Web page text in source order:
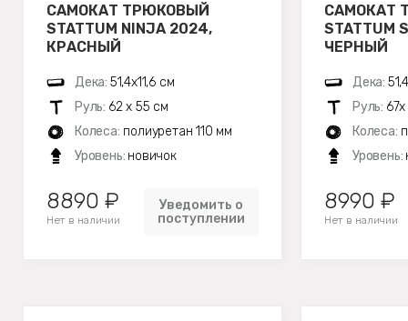
САМОКАТ ТРЮКОВЫЙ
STATTUM NINJA 2024,
КРАСНЫЙ
Дека: 51,4х11,6 см
Руль: 62 х 55 см
Колеса: полиуретан 110 мм
Уровень: новичок
8890 ₽
Нет в наличии
Уведомить о
поступлении
САМОКАТ
STATTUM
ЧЕРНЫЙ
Дека:
Руль:
Колеса:
Уровень:
8990 ₽
Нет в наличии